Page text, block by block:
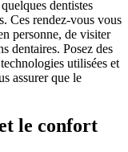
dentistes
Ces rendez-vous vous
personne, de visiter
dentaires. Posez des
utilisées et
assurer que le
le confort